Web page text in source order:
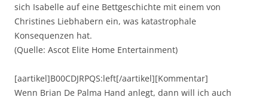
sich Isabelle auf eine Bettgeschichte mit einem von
Christines Liebhabern ein, was katastrophale
Konsequenzen hat.
(Quelle: Ascot Elite Home Entertainment)
[aartikel]B00CDJRPQS:left[/aartikel][Kommentar]
Wenn Brian De Palma Hand anlegt, dann will ich auch